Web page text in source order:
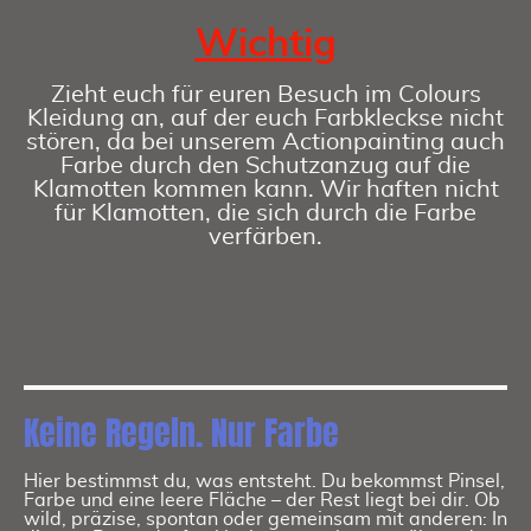
Wichtig
Zieht euch für euren Besuch im Colours
Kleidung an, auf der euch Farbkleckse nicht
stören, da bei unserem Actionpainting auch
Farbe durch den Schutzanzug auf die
Klamotten kommen kann. Wir haften nicht
für Klamotten, die sich durch die Farbe
verfärben.
Keine Regeln. Nur Farbe
Hier bestimmst du, was entsteht. Du bekommst Pinsel,
Farbe und eine leere Fläche – der Rest liegt bei dir. Ob
wild, präzise, spontan oder gemeinsam mit anderen: In